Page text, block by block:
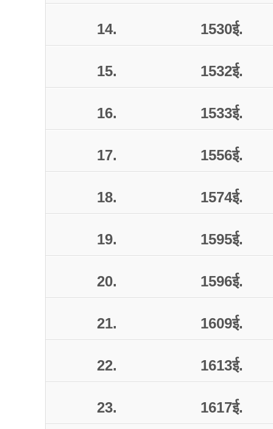
14. 1530ई.
15. 1532ई.
16. 1533ई.
17. 1556ई.
18. 1574ई.
19. 1595ई.
20. 1596ई.
21. 1609ई.
22. 1613ई.
23. 1617ई.